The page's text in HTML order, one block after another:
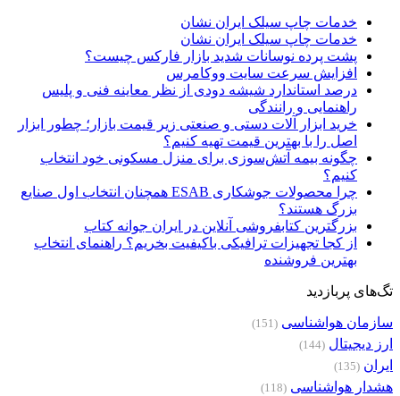
خدمات چاپ سیلک ایران نشان
خدمات چاپ سیلک ایران نشان
پشت پرده نوسانات شدید بازار فارکس چیست؟
افزایش سرعت سایت ووکامرس
درصد استاندارد شیشه دودی از نظر معاینه فنی و پلیس
راهنمایی و رانندگی
خرید ابزار آلات دستی و صنعتی زیر قیمت بازار؛ چطور ابزار
اصل را با بهترین قیمت تهیه کنیم؟
چگونه بیمه آتش‌سوزی برای منزل مسکونی خود انتخاب
کنیم؟
چرا محصولات جوشکاری ESAB همچنان انتخاب اول صنایع
بزرگ هستند؟
بزرگترین کتابفروشی آنلاین در ایران جوانه کتاب
از کجا تجهیزات ترافیکی باکیفیت بخریم؟ راهنمای انتخاب
بهترین فروشنده
تگ‌های پربازدید
سازمان هواشناسی (151)
ارز دیجیتال (144)
ایران (135)
هشدار هواشناسی (118)